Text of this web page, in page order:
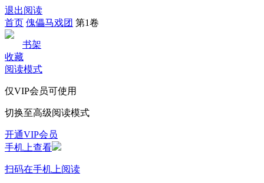
退出阅读
首页 傀儡马戏团 第1卷
书架
收藏
阅读模式
仅VIP会员可使用
切换至高级阅读模式
开通VIP会员
手机上查看
扫码在手机上阅读